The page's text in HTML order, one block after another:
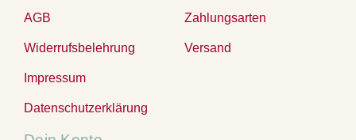
AGB
Widerrufsbelehrung
Impressum
Datenschutzerklärung
Zahlungsarten
Versand